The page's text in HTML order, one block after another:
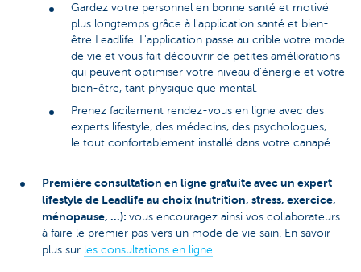
Gardez votre personnel en bonne santé et motivé
plus longtemps grâce à l'application santé et bien-
être Leadlife. L'application passe au crible votre mode
de vie et vous fait découvrir de petites améliorations
qui peuvent optimiser votre niveau d'énergie et votre
bien-être, tant physique que mental.
Prenez facilement rendez-vous en ligne avec des
experts lifestyle, des médecins, des psychologues, ...
le tout confortablement installé dans votre canapé.
Première consultation en ligne gratuite avec un expert
lifestyle de Leadlife au choix (nutrition, stress, exercice,
ménopause, ...): vous encouragez ainsi vos collaborateurs
à faire le premier pas vers un mode de vie sain. En savoir
plus sur les consultations en ligne